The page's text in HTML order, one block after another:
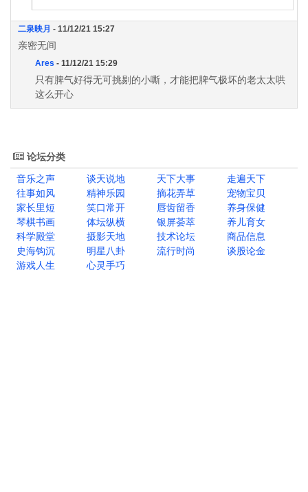
二泉映月 - 11/12/21 15:27
亲密无间
Ares - 11/12/21 15:29
只有脾气好得无可挑剔的小嘶，才能把脾气极坏的老太太哄
这么开心
论坛分类
音乐之声
谈天说地 天下大事
走遍天下
往事如风
精神乐园 摘花弄草
宠物宝贝
家长里短
笑口常开 唇齿留香
养身保健
琴棋书画
体坛纵横 银屏荟萃
养儿育女
科学殿堂
摄影天地 技术论坛
商品信息
史海钩沉
明星八卦 流行时尚
谈股论金
游戏人生
心灵手巧